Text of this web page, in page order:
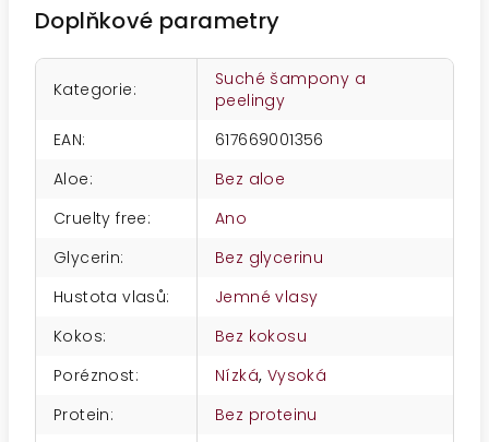
Doplňkové parametry
Kategorie:
Suché šampony a
peelingy
EAN:
617669001356
Aloe:
Bez aloe
Cruelty free:
Ano
Glycerin:
Bez glycerinu
Hustota vlasů:
Jemné vlasy
Kokos:
Bez kokosu
Poréznost: Nízká, Vysoká
Protein:
Bez proteinu